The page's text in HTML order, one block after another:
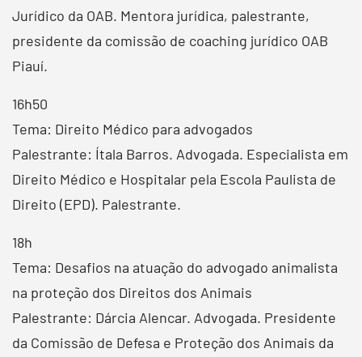
Jurídico da OAB. Mentora jurídica, palestrante,
presidente da comissão de coaching jurídico OAB
Piauí.
16h50
Tema: Direito Médico para advogados
Palestrante: Ítala Barros. Advogada. Especialista em
Direito Médico e Hospitalar pela Escola Paulista de
Direito (EPD). Palestrante.
18h
Tema: Desafios na atuação do advogado animalista
na proteção dos Direitos dos Animais
Palestrante: Dárcia Alencar. Advogada. Presidente
da Comissão de Defesa e Proteção dos Animais da